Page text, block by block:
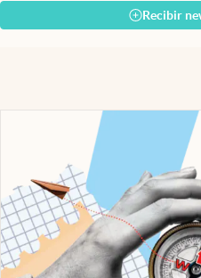
Recibir